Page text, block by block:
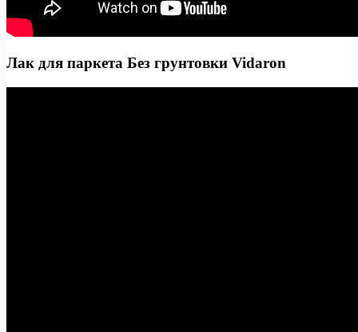
Лак для паркета Без грунтовки Vidaron